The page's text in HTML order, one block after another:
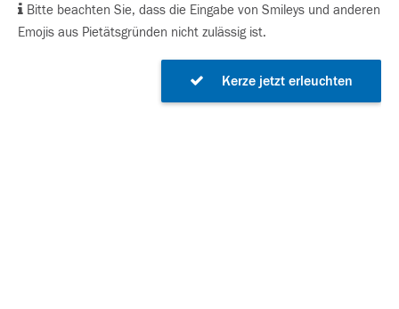
Bitte beachten Sie, dass die Eingabe von Smileys und anderen
Emojis aus Pietätsgründen nicht zulässig ist.
Kerze jetzt erleuchten